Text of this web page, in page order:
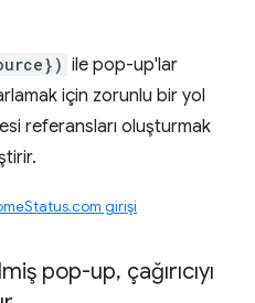
ile pop-up'lar
için zorunlu bir yol
referansları oluşturmak
girişi
pop-up, çağırıcıyı